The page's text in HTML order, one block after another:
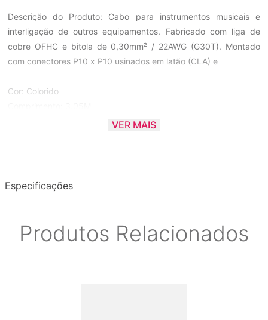
Descrição do Produto: Cabo para instrumentos musicais e
interligação de outros equipamentos. Fabricado com liga de
cobre OFHC e bitola de 0,30mm² / 22AWG (G30T). Montado
com conectores P10 x P10 usinados em latão (CLA) e
Cor: Colorido
VER MAIS
Especificações
Produtos Relacionados